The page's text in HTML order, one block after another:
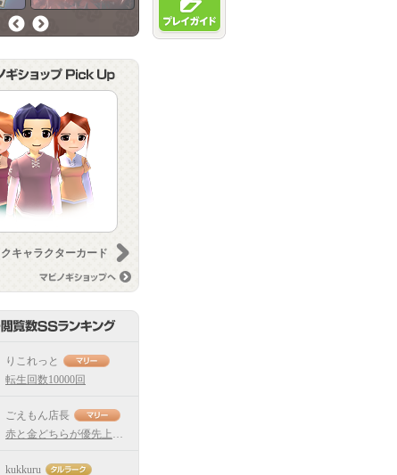
前へ
キャラクターカード
りこれっと
転生回数10000回
ごえもん店長
赤と金どちらが優先上位なのか！！
kukkuru